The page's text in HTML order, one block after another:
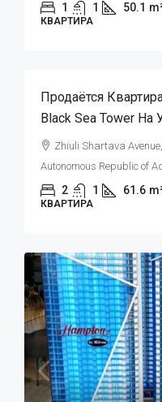
1 1 50.1
КВАРТИРА
Продаётся
Black Sea Tower На
Zhiuli Shartava
Autonomous Republic of
2 1 61.6
КВАРТИРА